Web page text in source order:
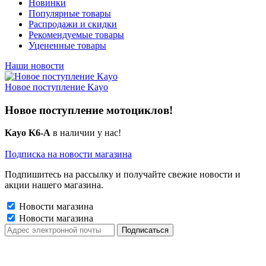
Новинки
Популярные товары
Распродажи и скидки
Рекомендуемые товары
Уцененные товары
Наши новости
Новое поступление Kayo
Новое поступление мотоциклов!
Kayo K6-A в наличии у нас!
Подписка на новости магазина
Подпишитесь на рассылку и получайте свежие новости и
акции нашего магазина.
Новости магазина
Новости магазина